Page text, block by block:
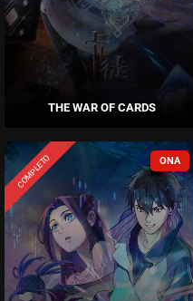
THE WAR OF CARDS
COMPLETO